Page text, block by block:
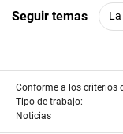
Seguir temas
Conforme a los criterios
Tipo de trabajo:
Noticias